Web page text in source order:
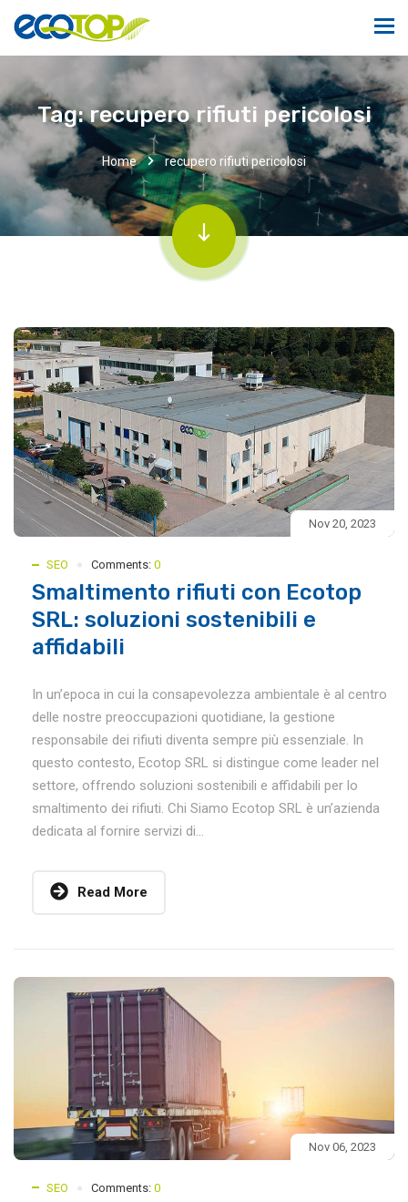
Tag:recupero rifiuti pericolosi
Home recupero rifiuti pericolosi
Nov 20, 2023
SEO Comments: 0
Smaltimento rifiuti con Ecotop
SRL: soluzioni sostenibili e
affidabili
In un’epoca in cui la consapevolezza ambientale è al centro
delle nostre preoccupazioni quotidiane, la gestione
responsabile dei rifiuti diventa sempre più essenziale. In
questo contesto, Ecotop SRL si distingue come leader nel
settore, offrendo soluzioni sostenibili e affidabili per lo
smaltimento dei rifiuti. Chi Siamo Ecotop SRL è un’azienda
dedicata al fornire servizi di...
Read More
Nov 06, 2023
SEO Comments: 0